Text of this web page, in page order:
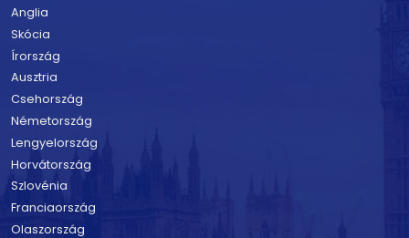
Anglia
Skócia
Írország
Ausztria
Csehország
Németország
Lengyelország
Horvátország
Szlovénia
Franciaország
Olaszország